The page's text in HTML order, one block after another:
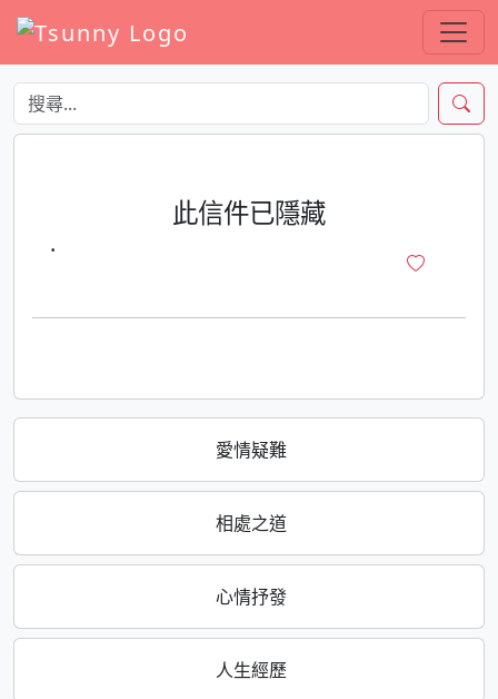
愛情疑難
相處之道
心情抒發
人生經歷
此信件已隱藏
·